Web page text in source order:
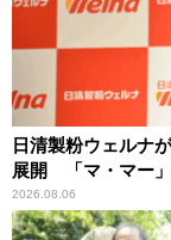
日清製粉ウェルナ
展開 「マ・マー
2026.08.06